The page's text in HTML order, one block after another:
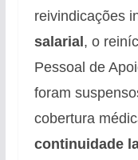
reivindicações
salarial, o
Pessoal de
foram
cobertura
continuidade